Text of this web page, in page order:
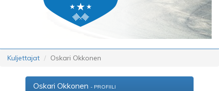
Kuljettajat Oskari Okkonen
Oskari Okkonen - PROFIILI